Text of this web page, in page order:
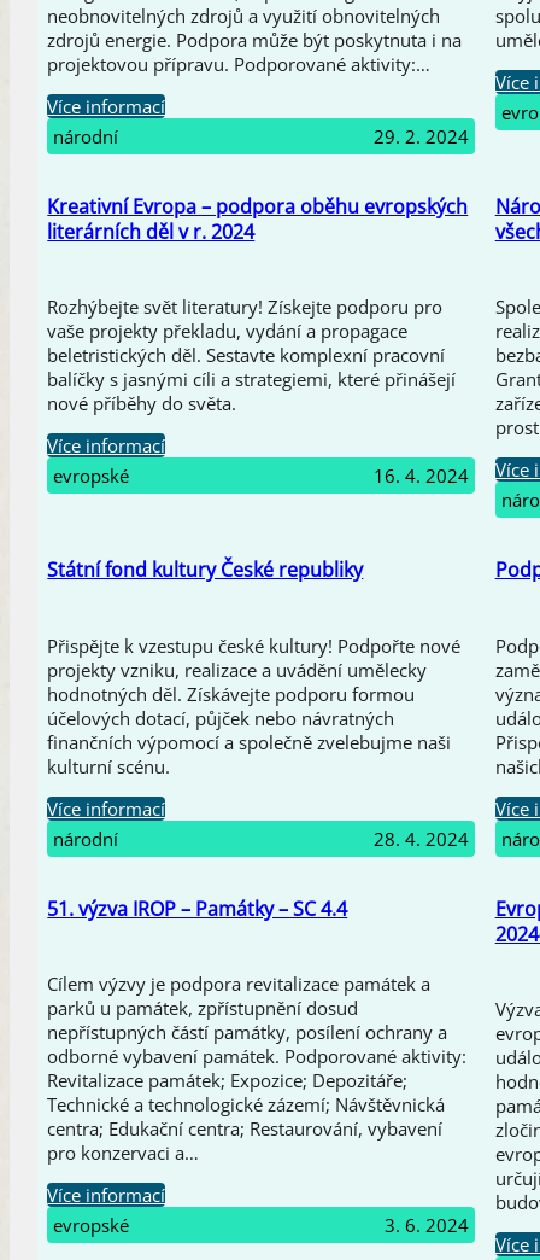
neobnovitelných zdrojů a využití obnovitelných
zdrojů energie. Podpora může být poskytnuta i na
projektovou přípravu. Podporované aktivity:…
Více informací
národní
29. 2. 2024
Více
Kreativní Evropa – podpora oběhu evropských
literárních děl v r. 2024
Rozhýbejte svět literatury! Získejte podporu pro
vaše projekty překladu, vydání a propagace
beletristických děl. Sestavte komplexní pracovní
balíčky s jasnými cíli a strategiemi, které přinášejí
nové příběhy do světa.
Více informací
evropské
16. 4. 2024
Více
Státní fond kultury České republiky
Přispějte k vzestupu české kultury! Podpořte nové
projekty vzniku, realizace a uvádění umělecky
hodnotných děl. Získávejte podporu formou
účelových dotací, půjček nebo návratných
finančních výpomocí a společně zvelebujme naši
kulturní scénu.
Více informací
národní
28. 4. 2024
Více
51. výzva IROP – Památky – SC 4.4
Cílem výzvy je podpora revitalizace památek a
parků u památek, zpřístupnění dosud
nepřístupných částí památky, posílení ochrany a
odborné vybavení památek. Podporované aktivity:
Revitalizace památek; Expozice; Depozitáře;
Technické a technologické zázemí; Návštěvnická
centra; Edukační centra; Restaurování, vybavení
pro konzervaci a…
Více informací
evropské
3. 6. 2024
Více